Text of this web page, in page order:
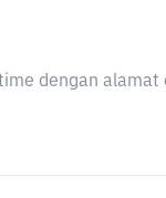
dengan alamat